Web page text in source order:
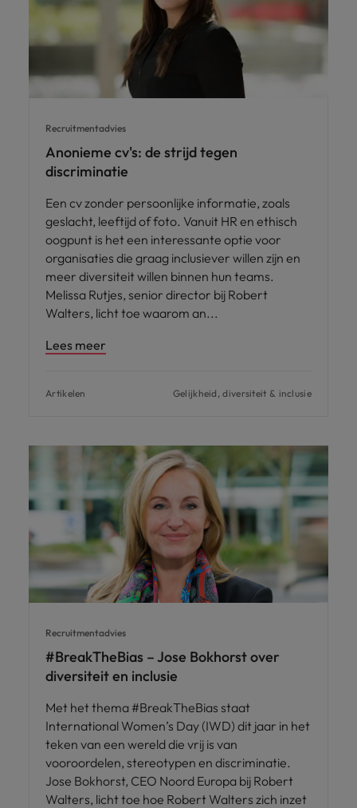
Recruitmentadvies
Anonieme cv's: de strijd tegen
discriminatie
Een cv zonder persoonlijke informatie, zoals
geslacht, leeftijd of foto. Vanuit HR en ethisch
oogpunt is het een interessante optie voor
organisaties die graag inclusiever willen zijn en
meer diversiteit willen binnen hun teams.
Melissa Rutjes, senior director bij Robert
Walters, licht toe waarom an
Lees meer
Artikelen Gelijkheid, diversiteit & inclusie
Recruitmentadvies
#BreakTheBias – Jose Bokhorst over
diversiteit en inclusie
Met het thema #BreakTheBias staat
International Women’s Day (IWD) dit jaar in het
teken van een wereld die vrij is van
vooroordelen, stereotypen en discriminatie.
Jose Bokhorst, CEO Noord Europa bij Robert
Walters, licht toe hoe Robert Walters zich inzet